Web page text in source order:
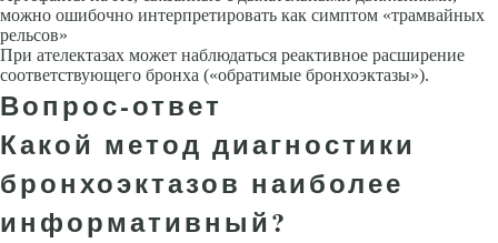
можно ошибоч­но интерпретировать как симптом «трамвайных
рельсов»
При ателекта­зах может наблюдаться реактивное расширение
соответствующего бронха («обратимые бронхоэктазы»).
Вопрос-ответ
Какой метод диагностики
бронхоэктазов наиболее
информативный?